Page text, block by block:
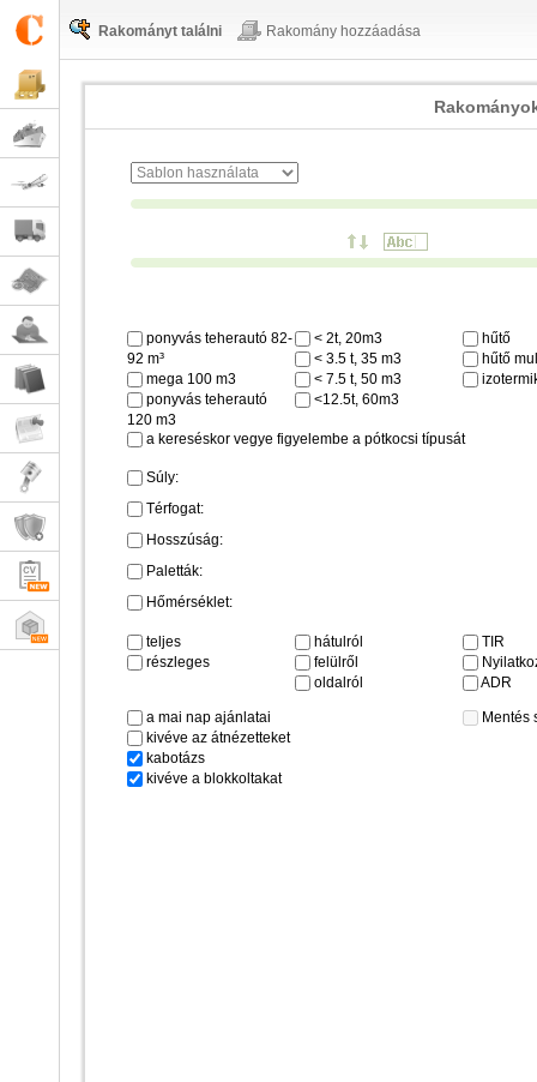
Rakományt találni Rakomány hozzáadása
ponyvás teherautó 82-
92 m³
mega 100 m3
ponyvás teherautó
120 m3
< 2t, 20m3
< 3.5 t, 35 m3
< 7.5 t, 50 m3
<12.5t, 60m3
hűtő
hűtő
a kereséskor vegye figyelembe a pótkocsi típusát
Súly:
Térfogat:
Hosszúság:
Paletták:
Hőmérséklet:
teljes
részleges
hátulról
felülről
oldalról
TIR
ADR
a mai nap ajánlatai
kivéve az átnézetteket
kabotázs
kivéve a blokkoltakat
Mentés